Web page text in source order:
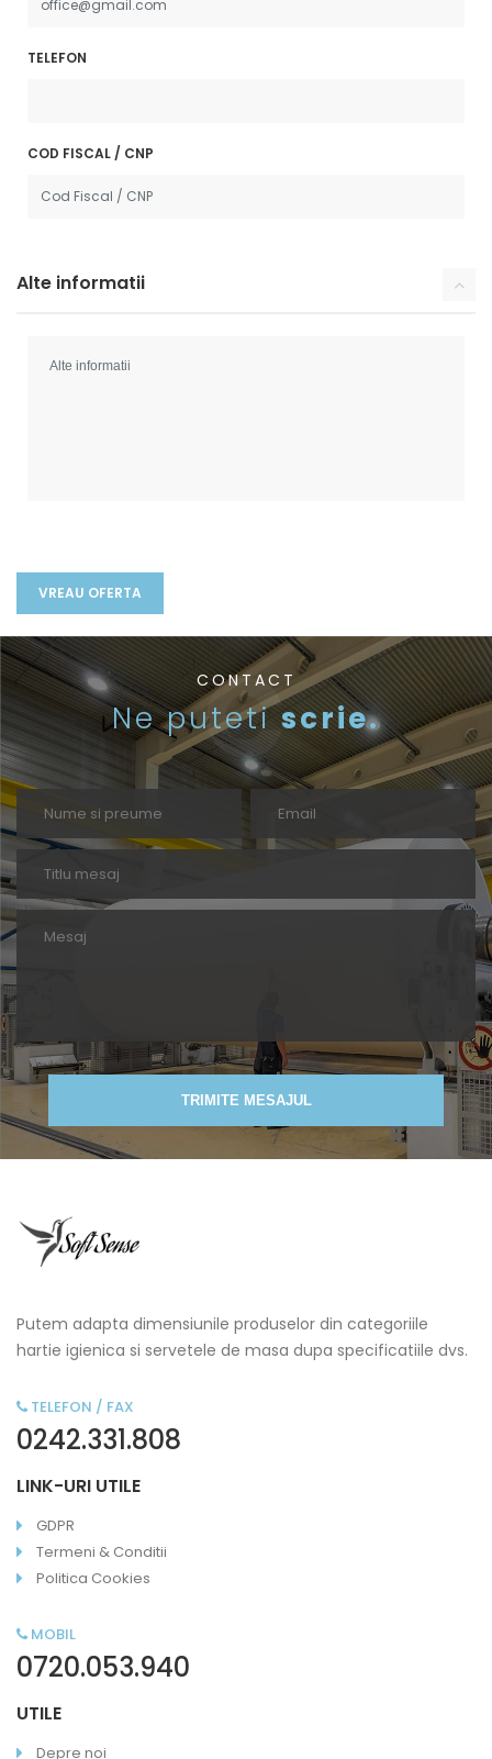
TELEFON
COD FISCAL / CNP
Alte informatii
CONTACT
Ne putetiscrie.
TRIMITE MESAJUL
Putem adapta dimensiunile produselor din categoriile
hartie igienica si servetele de masa dupa specificatiile dvs.
TELEFON / FAX
0242.331.808
LINK-URI UTILE
GDPR
Termeni & Conditii
Politica Cookies
MOBIL
0720.053.940
UTILE
Depre noi